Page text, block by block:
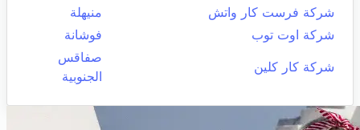
شركة فرست كار واتش
منيهلة
شركة اوت توب
فوشانة
شركة كار كلين
صفاقس
الجنوبية